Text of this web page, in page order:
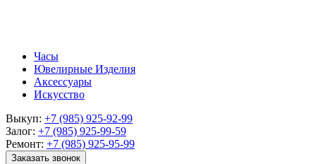
Часы
Ювелирные Изделия
Аксессуары
Искусство
Выкуп: +7 (985) 925-92-99
Залог: +7 (985) 925-99-59
Ремонт: +7 (985) 925-95-99
Заказать звонок